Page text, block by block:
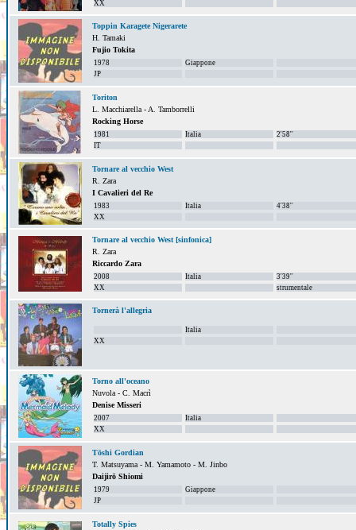
XX
Toppin Karagete Nigerarete
H. Tamaki
Fujio Tokita
1978
Giappone
JP
Toriton
L. Macchiarella - A. Tamborrelli
Rocking Horse
1981 Italia
2'58''
IT
Tornare al vecchio West
R. Zara
I Cavalieri del Re
1983 Italia
4'38''
XX
Tornare al vecchio West [sinfonica]
R. Zara
Riccardo Zara
2008 Italia
3'39''
XX
strumentale
Tornerà l'allegria
Italia
XX
Torno all'oceano
Nuvola - C. Macrì
Denise Misseri
2007
Italia
XX
Tōshi Gordian
T. Matsuyama - M. Yamamoto - M. Jinbo
Daijirō Shiomi
1979
Giappone
JP
Totally Spies